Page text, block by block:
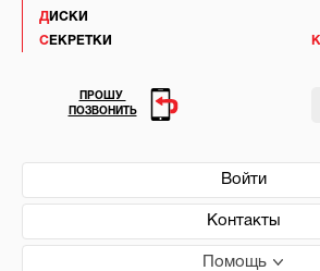
ДИСКИ
СЕКРЕТКИ
Войти
Контакты
Помощь
ПРОШУ
ПОЗВОНИТЬ